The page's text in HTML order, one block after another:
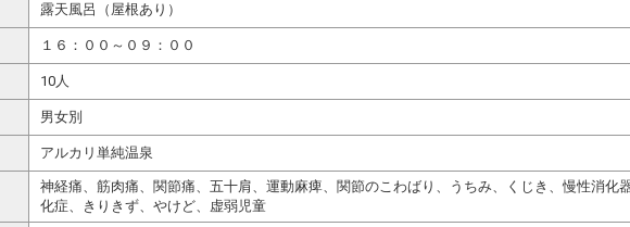
露天風呂（屋根あり）
１６：００～０９：００
10人
男女別
アルカリ単純温泉
神経痛、筋肉痛、関節痛、五十肩、運動麻痺、関節のこわばり、うちみ、くじき、慢性消化
化症、きりきず、やけど、虚弱児童